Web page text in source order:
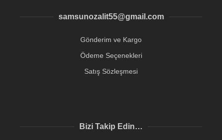
samsunozalit55@gmail.com
Gönderim ve Kargo
Ödeme Seçenekleri
Satış Sözleşmesi
Bizi Takip Edin…